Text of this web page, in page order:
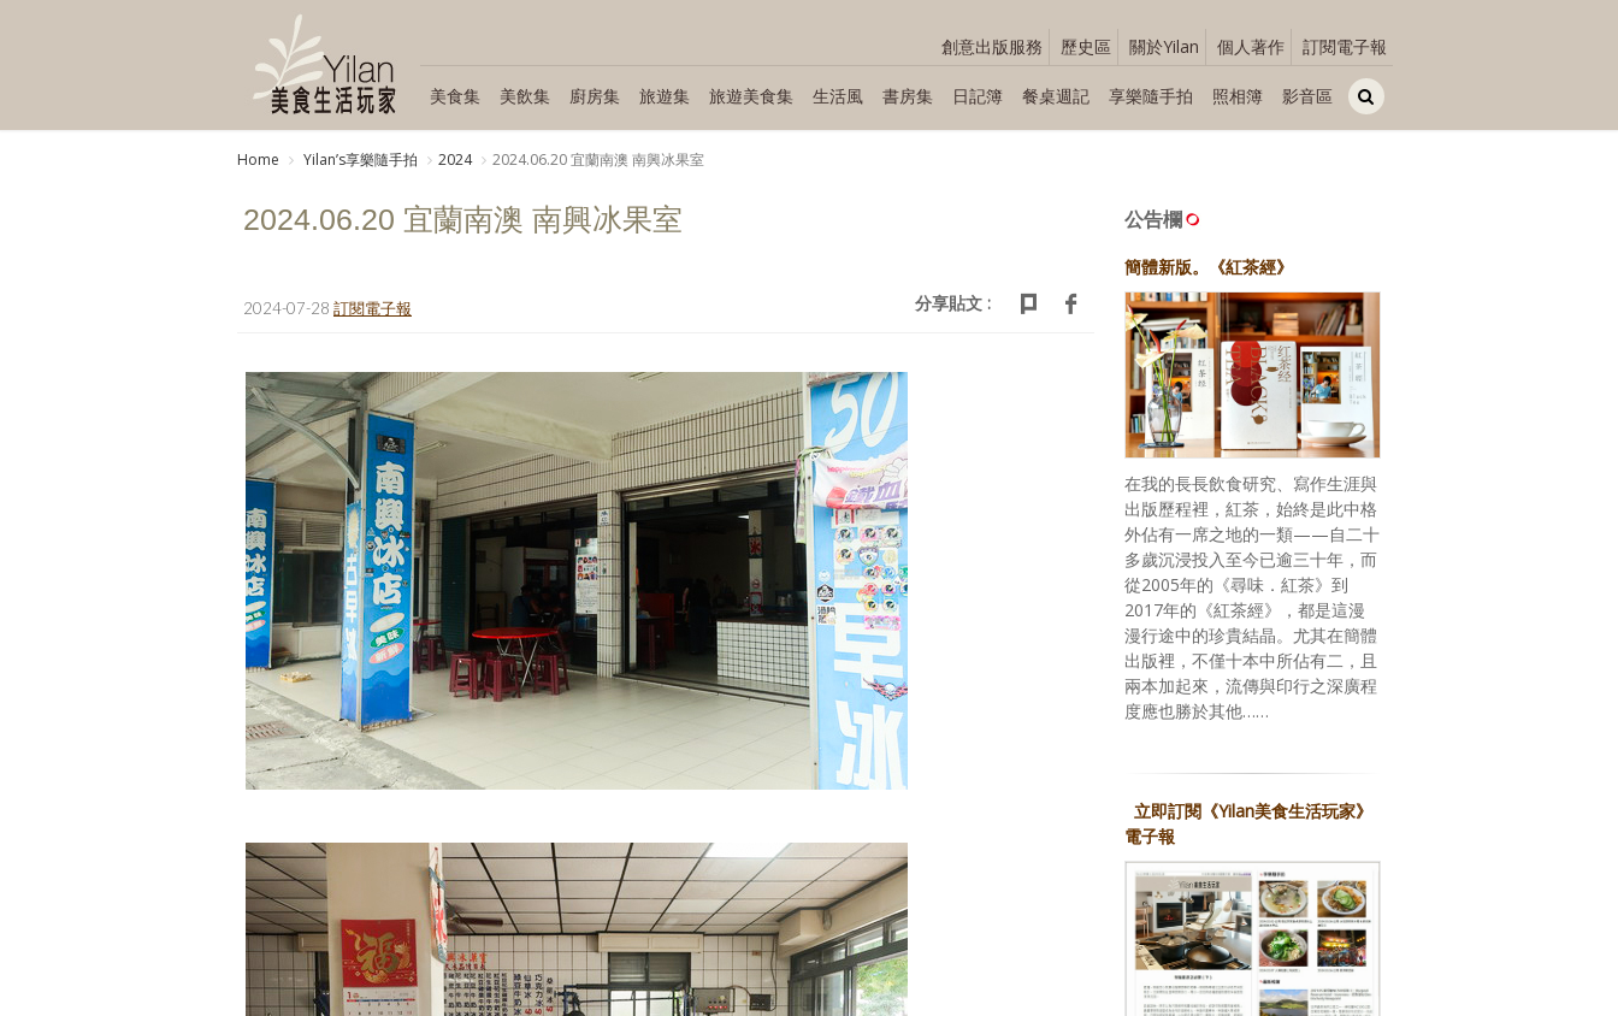
創意出版服務 歷史區 關於Yilan 個人著作 訂閱電子報
美食集 美飲集 廚房集 旅遊集 旅遊美食集 生活風 書房集 日記簿 餐桌週記 享樂隨手拍 照相簿 影音區
Home Yilanʼs享樂隨手拍 2024 2024.06.20 宜蘭南澳 南興冰果室
2024.06.20 宜蘭南澳 南興冰果室
2024-07-28 訂閱電子報 分享貼文 :
公告欄
簡體新版。《紅茶經》
在我的長長飲食研究、寫作生涯與
出版歷程裡，紅茶，始終是此中格
外佔有一席之地的一類——自二十
多歲沉浸投入至今已逾三十年，而
從2005年的《尋味．紅茶》到
2017年的《紅茶經》，都是這漫
漫行途中的珍貴結晶。尤其在簡體
出版裡，不僅十本中所佔有二，且
兩本加起來，流傳與印行之深廣程
度應也勝於其他……
立即訂閱《Yilan美食生活玩家》
電子報